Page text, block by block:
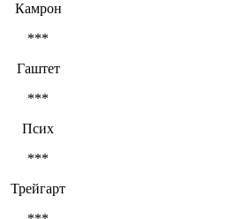
Камрон
***
Гаштет
***
Псих
***
Трейгарт